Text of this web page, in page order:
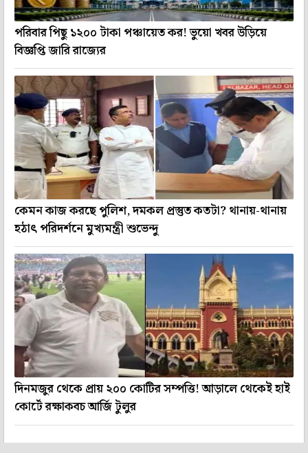
পরিবার পিছু ১২০০ টাকা পঞ্চায়েত কর! ভুয়ো খবর উড়িয়ে
বিজ্ঞপ্তি জারি রাজ্যের
কেমন কাজ করছে পুলিশ, দমকল প্রস্তুত কতটা? থানায়-থানায়
হঠাৎ পরিদর্শনে মুখ্যমন্ত্রী শুভেন্দু
দিনমজুর থেকে প্রায় ২০০ কোটির সম্পত্তি! আড়ালে থেকেই হাই
কোর্টে রক্ষাকবচ আর্জি টুলুর